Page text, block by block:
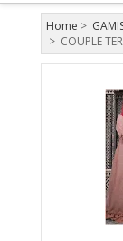
Home >
> COUPLE